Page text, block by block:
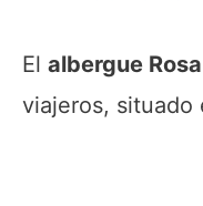
El albergue Rosa
viajeros, situado